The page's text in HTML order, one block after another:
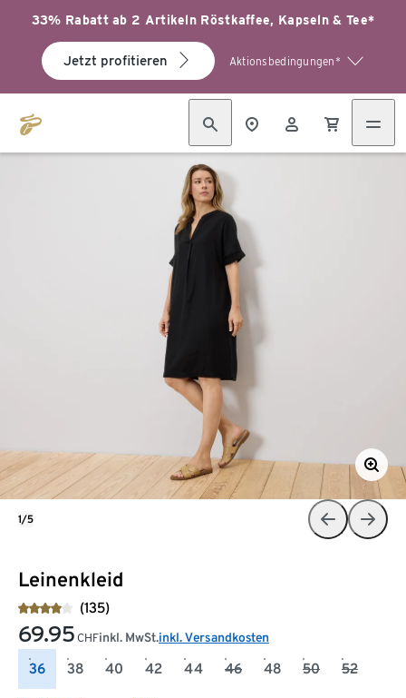
33% Rabatt ab 2 Artikeln Röstkaffee, Kapseln & Tee*
Jetzt profitieren Aktionsbedingungen*
Leinenkleid
(135)
69.95 CHFinkl. MwSt.inkl. Versandkosten
36 38 40 42 44 46 48 50 52
1/5